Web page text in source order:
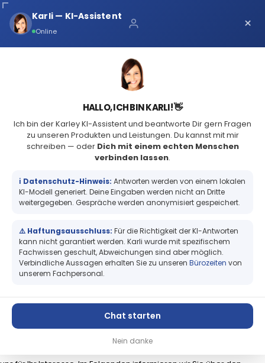
Start
Daten
Musterdruck & Testen
Service
Support
START DATENSCHUTZERKLÄRUNG
Datenschutzerklärung
1. Information über die Erhebung personenbezogener Daten und
2. Datenerfassung beim Besuch unserer Website
3. Kontaktaufnahme
4. Tools und Sonstiges
5. Rechte des Betroffenen
1. Information über die Erhebung personenbezogener Daten
Karli — KI-Assistent
Online ×
HALLO, ICH BIN KARLI! 👋
Ich bin der Karley KI-Assistent und beantworte Dir gern Fragen
zu unseren Produkten und Leistungen. Du kannst mit mir
schreiben — oder Dich mit einem echten Menschen
verbinden lassen.
ℹ️ Datenschutz-Hinweis: Antworten werden von einem lokalen
KI-Modell generiert. Deine Eingaben werden nicht an Dritte
weitergegeben. Gespräche werden anonymisiert gespeichert.
⚠️ Haftungsausschluss: Für die Richtigkeit der KI-Antworten
kann nicht garantiert werden. Karli wurde mit spezifischem
Fachwissen geschult, Abweichungen sind aber möglich.
Verbindliche Aussagen erhalten Sie zu unseren Bürozeiten von
unserem Fachpersonal.
Chat starten
Nein danke